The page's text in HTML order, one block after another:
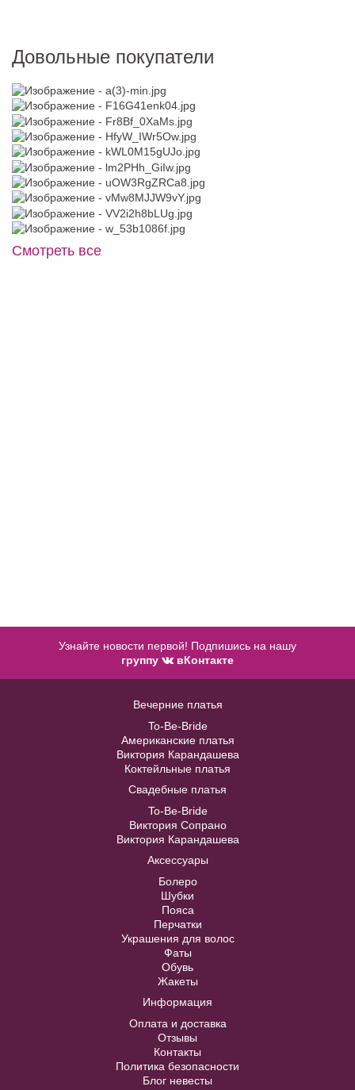
В примерочную
Купить
TB114B o бордового цвета с
рисунком и многослойной юбкой
46
В примерочную
Купить
Anny №SP7116
42 44 46
В примерочную
Купить
Довольные покупатели
Смотреть все
Узнайте новости первой! Подпишись на нашу
группу
вКонтакте
Вечерние платья
To-Be-Bride
Американские платья
Виктория Карандашева
Коктейльные платья
Свадебные платья
To-Be-Bride
Виктория Сопрано
Виктория Карандашева
Аксессуары
Болеро
Шубки
Пояса
Перчатки
Украшения для волос
Фаты
Обувь
Жакеты
Информация
Оплата и доставка
Отзывы
Контакты
Политика безопасности
Блог невесты